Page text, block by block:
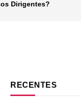
Dirigentes?
RECENTES